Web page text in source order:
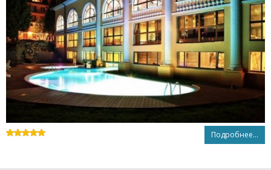
Подробнее...